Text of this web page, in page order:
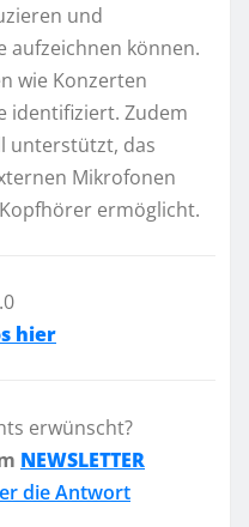
und
aufzeichnen können.
wie Konzerten
identifiziert. Zudem
unterstützt, das
Mikrofonen
ermöglicht.
hier
erwünscht?
NEWSLETTER
die Antwort